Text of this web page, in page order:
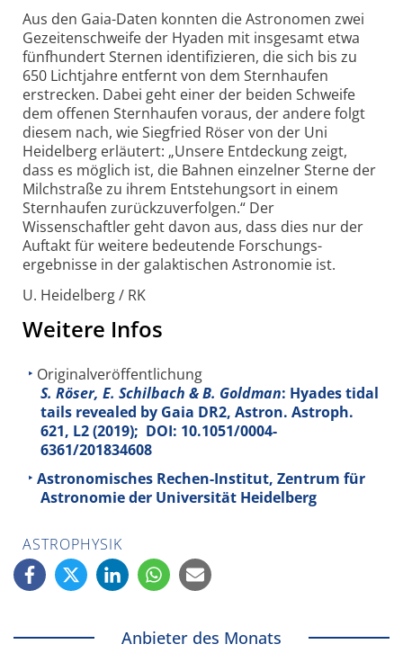
Aus den Gaia-Daten konnten die Astronomen zwei
Gezeiten­schweife der Hyaden mit insgesamt etwa
fünf­hundert Sternen identi­fizieren, die sich bis zu
650 Lichtjahre entfernt von dem Stern­haufen
erstrecken. Dabei geht einer der beiden Schweife
dem offenen Stern­haufen voraus, der andere folgt
diesem nach, wie Siegfried Röser von der Uni
Heidelberg erläutert: „Unsere Entdeckung zeigt,
dass es möglich ist, die Bahnen einzelner Sterne der
Milchstraße zu ihrem Entstehungs­ort in einem
Stern­haufen zurück­zu­verfolgen.“ Der
Wissenschaftler geht davon aus, dass dies nur der
Auftakt für weitere bedeutende Forschungs­
ergebnisse in der galaktischen Astronomie ist.
U. Heidelberg / RK
Weitere Infos
Originalveröffentlichung
S. Röser, E. Schilbach & B. Goldman: Hyades tidal
tails revealed by Gaia DR2, Astron. Astroph.
621, L2 (2019); DOI: 10.1051/0004-
6361/201834608
Astronomisches Rechen-Institut, Zentrum für
Astronomie der Universität Heidelberg
ASTROPHYSIK
Anbieter des Monats